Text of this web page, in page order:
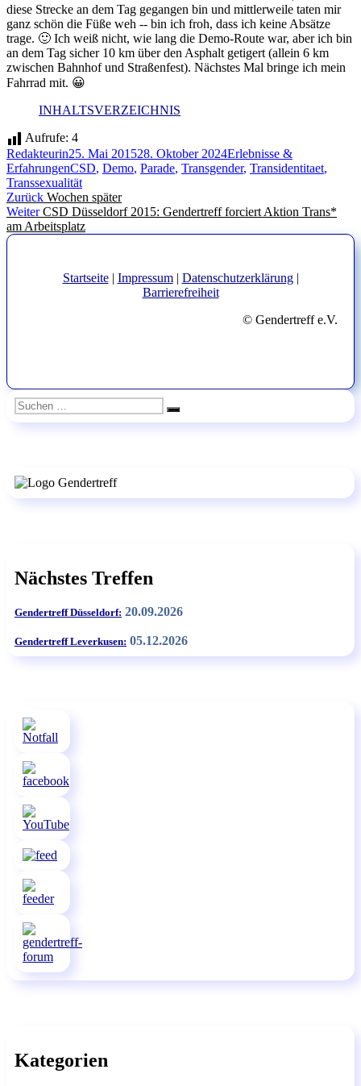
diese Strecke an dem Tag gegangen bin und mittlerweile taten mir
ganz schön die Füße weh -- bin ich froh, dass ich keine Absätze
trage. 🙂 Ich weiß nicht, wie lang die Demo-Route war, aber ich bin
an dem Tag sicher 10 km über den Asphalt getigert (allein 6 km
zwischen Bahnhof und Straßenfest). Nächstes Mal bringe ich mein
Fahrrad mit. 😀
INHALTSVERZEICHNIS
Aufrufe: 4
Autor
RedakteurinVeröffentlicht
am
25. Mai 201528. Oktober 2024Kategorien
Erlebnisse &
ErfahrungenSchlagwörter
CSD, Demo, Parade, Transgender, Transidentitaet,
Transsexualität
Beitragsnavigation
Zurück Vorheriger
Beitrag:
Wochen später
Weiter Nächster
Beitrag:
CSD Düsseldorf 2015: Gendertreff forciert Aktion Trans*
am Arbeitsplatz
Startseite| Impressum| Datenschutzerklärung|
Barrierefreiheit
© Gendertreff e.V.
Suchen
nach:
Suchen
Nächstes Treffen
Gendertreff Düsseldorf: 20.09.2026
Gendertreff Leverkusen: 05.12.2026
Kategorien